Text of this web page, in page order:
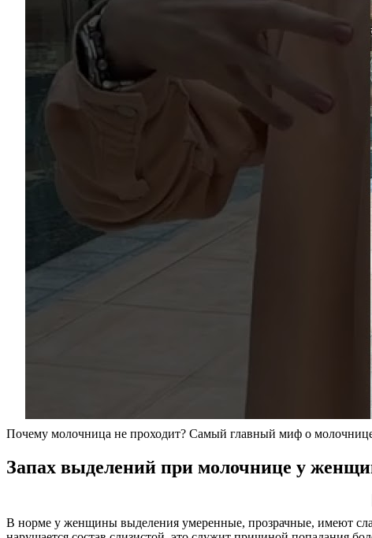
Почему молочница не проходит? Самый главный миф о
Запах выделений при молочнице у
В норме у женщины выделения умеренные, прозрачные, имеют